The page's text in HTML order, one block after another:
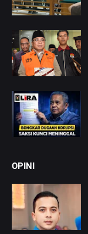
OPINI